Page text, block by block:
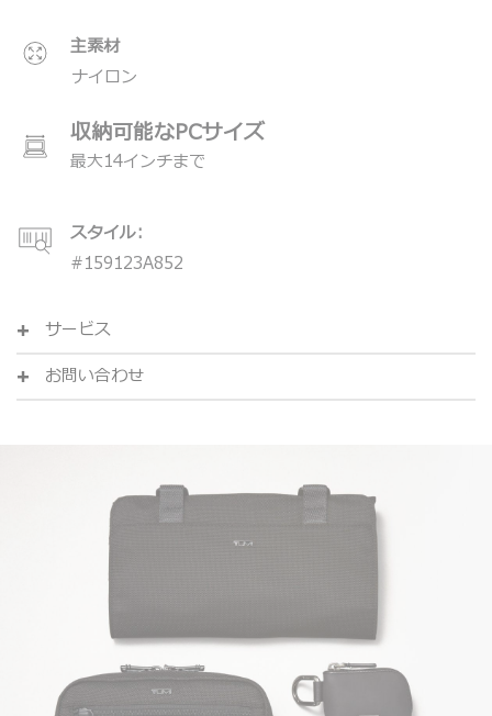
主素材
ナイロン
収納可能なPCサイズ
最大14インチまで
スタイル:
#159123A852
サービス
お問い合わせ